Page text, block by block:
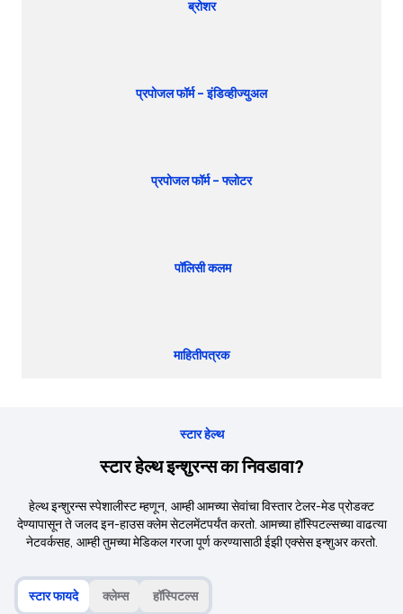
ब्रोशर
प्रपोजल फॉर्म – इंडिव्हीज्युअल
प्रपोजल फॉर्म – फ्लोटर
पॉलिसी कलम
माहितीपत्रक
स्टार हेल्थ
स्टार हेल्थ इन्शुरन्स का निवडावा?
हेल्थ इन्शुरन्स स्पेशालीस्ट म्हणून, आम्ही आमच्या सेवांचा विस्तार टेलर-मेड प्रोडक्ट
देण्यापासून ते जलद इन-हाउस क्लेम सेटलमेंटपर्यंत करतो. आमच्या हॉस्पिटल्सच्या वाढत्या
नेटवर्कसह, आम्ही तुमच्या मेडिकल गरजा पूर्ण करण्यासाठी ईझी एक्सेस इन्शुअर करतो.
स्टार फायदे क्लेम्स हॉस्पिटल्स